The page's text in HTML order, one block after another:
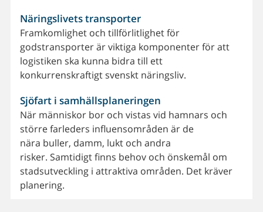
Näringslivets transporter
Framkomlighet och tillförlitlighet för
godstransporter är viktiga komponenter för att
logistiken ska kunna bidra till ett
konkurrenskraftigt svenskt näringsliv.
Sjöfart i samhällsplaneringen
När människor bor och vistas vid hamnars och
större farleders influensområden är de
nära buller, damm, lukt och andra
risker. Samtidigt finns behov och önskemål om
stadsutveckling i attraktiva områden. Det kräver
planering.